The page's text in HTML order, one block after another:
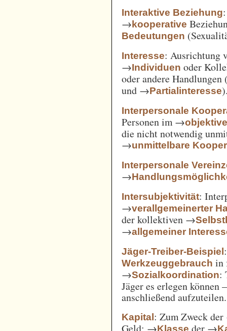
Interaktive Beziehung
→kooperative
Bedeutungen
Interesse: Ausrichtung
→Individuen oder
oder andere
und →Partialinteresse
Interpersonale
Personen im →
die nicht notwendig
→unmittelbare
Interpersonale
→
Intersubjektivität:
→verallgemeinerter
der kollektiven →
→allgemeiner
Jäger-Treiber-Beispiel
Werkzeuggebrauch in
→Sozialkoordination:
Jäger es erlegen
anschließend aufzuteilen.
Kapital: Zum Zweck
Geld; →Klasse der →